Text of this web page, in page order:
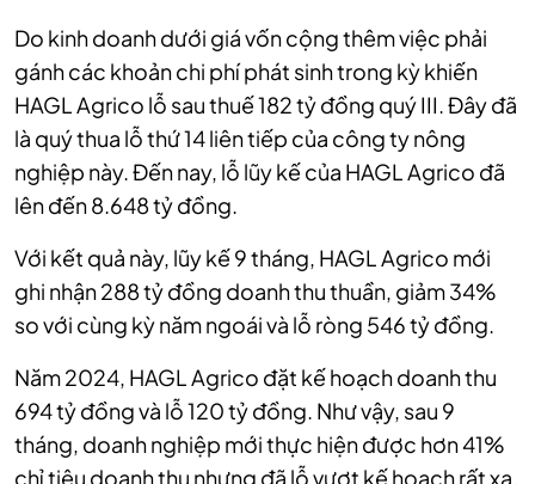
Do kinh doanh dưới giá vốn cộng thêm việc phải
gánh các khoản chi phí phát sinh trong kỳ khiến
HAGL Agrico lỗ sau thuế182 tỷ đồng quý III. Đây đã
là quý thua lỗ thứ 14 liên tiếp của công ty nông
nghiệp này. Đến nay, lỗ lũy kế của HAGL Agrico đã
lên đến8.648 tỷ đồng.
Với kết quả này, lũy kế 9 tháng, HAGL Agrico mới
ghi nhận288 tỷ đồng doanh thu thuần, giảm 34%
so với cùng kỳ năm ngoái và lỗ ròng 546 tỷ đồng.
Năm 2024, HAGL Agrico đặt kế hoạch doanh thu
694 tỷ đồngvà lỗ120 tỷ đồng. Như vậy, sau 9
tháng, doanh nghiệp mới thực hiện được hơn 41%
chỉ tiêu doanh thu nhưng đã lỗ vượt kế hoạch rất xa.